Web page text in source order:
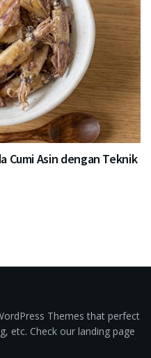
Cumi Asin dengan Teknik
Themes that perfect
etc. Check our landing page